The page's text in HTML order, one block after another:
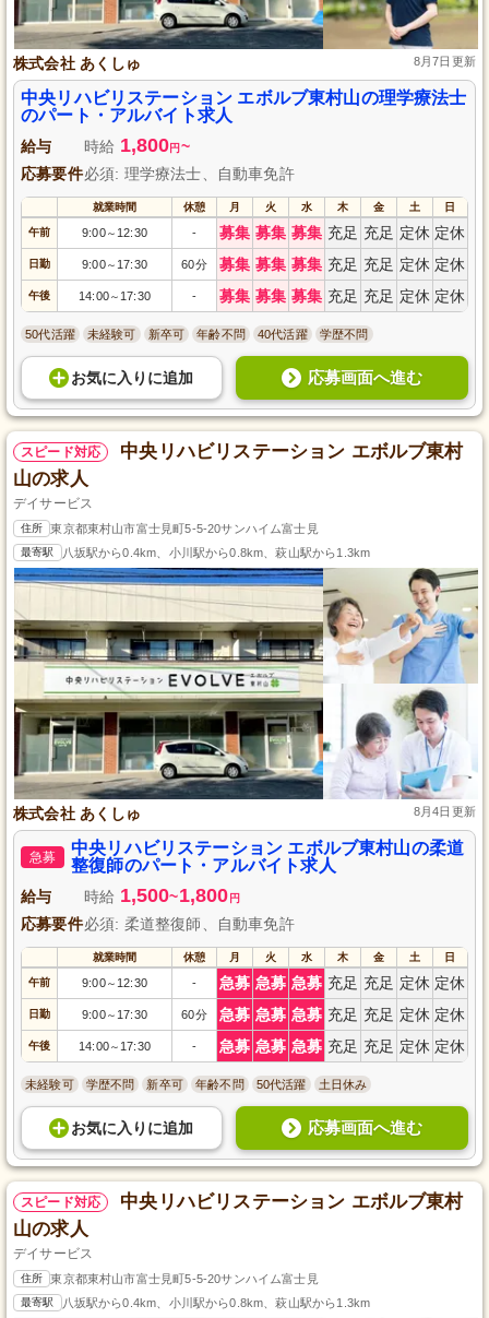
株式会社 あくしゅ 8月7日更新
中央リハビリステーション エボルブ東村山の理学療法士
のパート・アルバイト求人
給与 時給 1,800円 ~
応募要件必須: 理学療法士、自動車免許
就業時間 休憩 月 火 水 木 金 土 日
午前 9:00～ 12:30 - 募集 募集 募集 充足 充足 定休 定休
日勤 9:00～ 17:30 60分 募集 募集 募集 充足 充足 定休 定休
午後 14:00～ 17:30 - 募集 募集 募集 充足 充足 定休 定休
50代活躍 未経験可 新卒可 年齢不問 40代活躍 学歴不問
お気に入り に追加 応募画面へ進む
スピード対応
中央リハビリステーション エボルブ東村
山の求人
デイサービス
住所 東京都東村山市富士見町5-5-20サンハイム富士見
最寄駅 八坂駅から0.4km、小川駅から0.8km、萩山駅から1.3km
株式会社 あくしゅ 8月4日更新
急募
中央リハビリステーション エボルブ東村山の柔道
整復師のパート・アルバイト求人
給与 時給 1,500~1,800 円
応募要件必須: 柔道整復師、自動車免許
就業時間 休憩 月 火 水 木 金 土 日
午前 9:00～ 12:30 - 急募 急募 急募 充足 充足 定休 定休
日勤 9:00～ 17:30 60分 急募 急募 急募 充足 充足 定休 定休
午後 14:00～ 17:30 - 急募 急募 急募 充足 充足 定休 定休
未経験可 学歴不問 新卒可 年齢不問 50代活躍 土日休み
お気に入り に追加 応募画面へ進む
スピード対応
中央リハビリステーション エボルブ東村
山の求人
デイサービス
住所 東京都東村山市富士見町5-5-20サンハイム富士見
最寄駅 八坂駅から0.4km、小川駅から0.8km、萩山駅から1.3km